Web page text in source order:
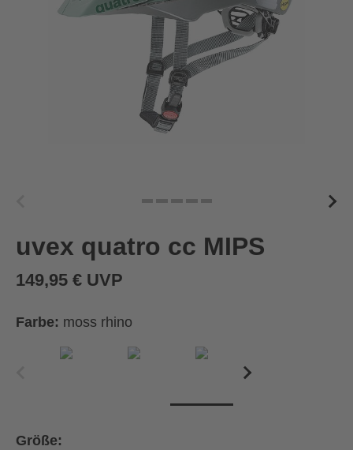
uvex quatro cc MIPS
149,95 € UVP
Farbe: moss rhino
Größe: